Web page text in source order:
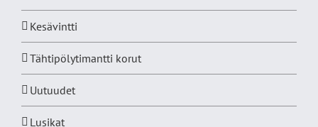
Kesävintti
Tähtipölytimantti korut
Uutuudet
Lusikat